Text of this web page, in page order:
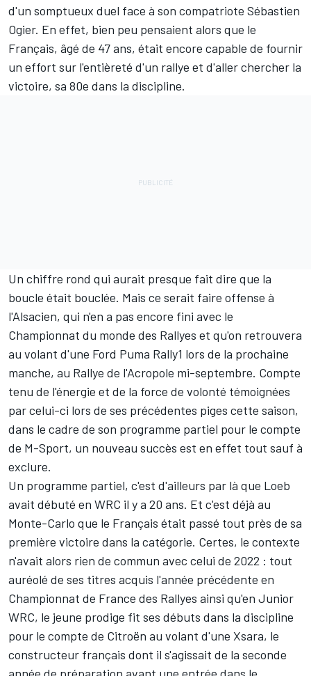
d'un somptueux duel face à son compatriote Sébastien
Ogier. En effet, bien peu pensaient alors que le
Français, âgé de 47 ans, était encore capable de fournir
un effort sur l'entièreté d'un rallye et d'aller chercher la
victoire, sa 80e dans la discipline.
Un chiffre rond qui aurait presque fait dire que la
boucle était bouclée. Mais ce serait faire offense à
l'Alsacien, qui n'en a pas encore fini avec le
Championnat du monde des Rallyes et qu'on retrouvera
au volant d'une Ford Puma Rally1 lors de la prochaine
manche, au Rallye de l'Acropole mi-septembre. Compte
tenu de l'énergie et de la force de volonté témoignées
par celui-ci lors de ses précédentes piges cette saison,
dans le cadre de son programme partiel pour le compte
de M-Sport, un nouveau succès est en effet tout sauf à
exclure.
Un programme partiel, c'est d'ailleurs par là que Loeb
avait débuté en WRC il y a 20 ans. Et c'est déjà au
Monte-Carlo que le Français était passé tout près de sa
première victoire dans la catégorie. Certes, le contexte
n'avait alors rien de commun avec celui de 2022 : tout
auréolé de ses titres acquis l'année précédente en
Championnat de France des Rallyes ainsi qu'en Junior
WRC, le jeune prodige fit ses débuts dans la discipline
pour le compte de Citroën au volant d'une Xsara, le
constructeur français dont il s'agissait de la seconde